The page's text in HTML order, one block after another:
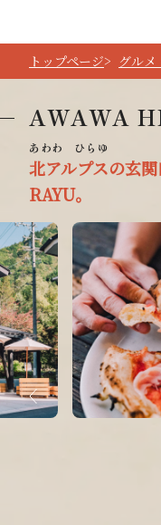
トップページ グル
AWAWA
北アルプスの玄
RAYU。